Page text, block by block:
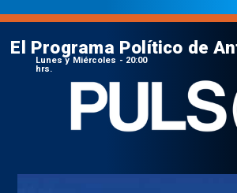
El Programa Político de
Lunes y Miércoles - 20:00
hrs.